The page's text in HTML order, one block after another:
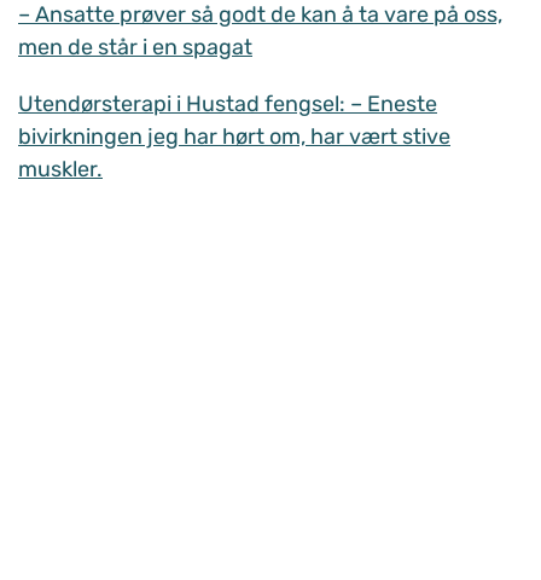
– Ansatte prøver så godt de kan å ta vare på oss,
men de står i en spagat
Utendørsterapi i Hustad fengsel: – Eneste
bivirkningen jeg har hørt om, har vært stive
muskler.